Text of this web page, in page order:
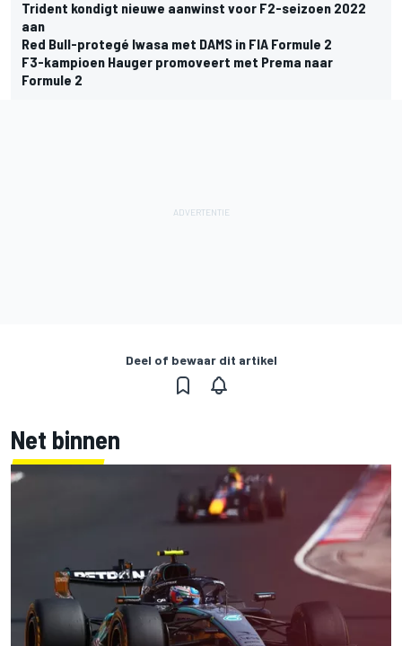
Trident kondigt nieuwe aanwinst voor F2-seizoen 2022
aan
Red Bull-protegé Iwasa met DAMS in FIA Formule 2
F3-kampioen Hauger promoveert met Prema naar
Formule 2
Deel of bewaar dit artikel
Net binnen